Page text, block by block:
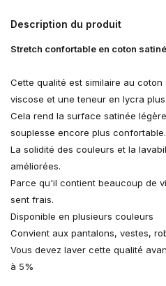
Description du produit
Stretch confortable en coton satiné
Cette qualité est similaire au
viscose et une teneur en lycra
Cela rend la surface satinée
souplesse encore plus confortable.
La solidité des couleurs et la
améliorées.
Parce qu'il contient beaucoup de
sent frais.
Disponible en plusieurs couleurs
Convient aux pantalons, vestes,
Vous devez laver cette qualité
à 5%